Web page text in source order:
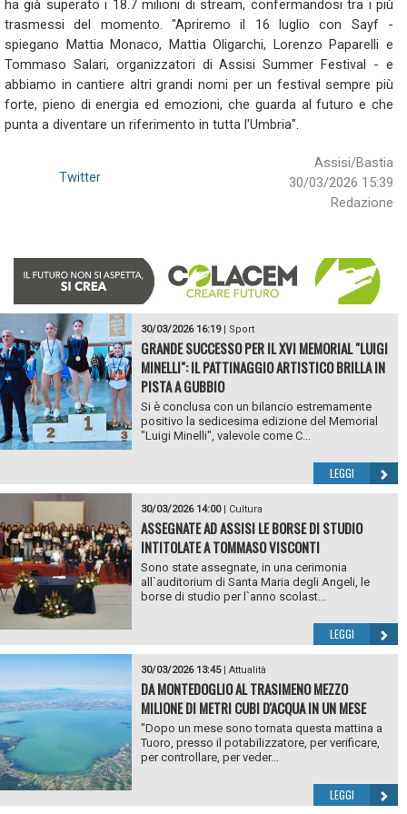
ha già superato i 18.7 milioni di stream, confermandosi tra i più
trasmessi del momento. "Apriremo il 16 luglio con Sayf -
spiegano Mattia Monaco, Mattia Oligarchi, Lorenzo Paparelli e
Tommaso Salari, organizzatori di Assisi Summer Festival - e
abbiamo in cantiere altri grandi nomi per un festival sempre più
forte, pieno di energia ed emozioni, che guarda al futuro e che
punta a diventare un riferimento in tutta l'Umbria".
Assisi/Bastia
30/03/2026 15:39
Redazione
Twitter
30/03/2026 16:19| Sport
GRANDE SUCCESSO PER IL XVI MEMORIAL "LUIGI
MINELLI": IL PATTINAGGIO ARTISTICO BRILLA IN
PISTA A GUBBIO
Si è conclusa con un bilancio estremamente
positivo la sedicesima edizione del Memorial
"Luigi Minelli", valevole come C...
LEGGI
30/03/2026 14:00| Cultura
ASSEGNATE AD ASSISI LE BORSE DI STUDIO
INTITOLATE A TOMMASO VISCONTI
Sono state assegnate, in una cerimonia
all`auditorium di Santa Maria degli Angeli, le
borse di studio per l`anno scolast...
LEGGI
30/03/2026 13:45| Attualità
DA MONTEDOGLIO AL TRASIMENO MEZZO
MILIONE DI METRI CUBI D'ACQUA IN UN MESE
"Dopo un mese sono tornata questa mattina a
Tuoro, presso il potabilizzatore, per verificare,
per controllare, per veder...
LEGGI